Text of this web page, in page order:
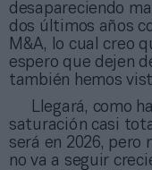
desapareciendo
dos últimos años
M&A, lo cual creo
espero que dejen
también hemos
Llegará, como
saturación casi
será en 2026, pero
no va a seguir